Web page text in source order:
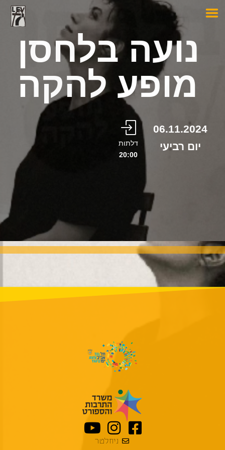
נועה בלחסן
מופע להקה
06.11.2024
יום רביעי
דלתות
20:00
ניוזלטר